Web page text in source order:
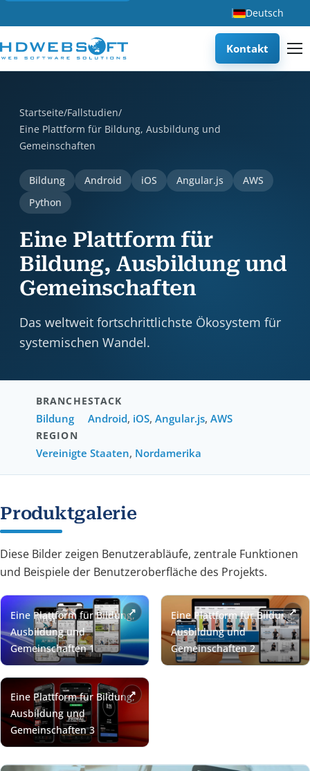
Deutsch
Kontakt
Startseite/Fallstudien/
Eine Plattform für Bildung, Ausbildung und
Gemeinschaften
Bildung Android iOS Angular.js
AWS
Python
Eine Plattform für
Bildung, Ausbildung und
Gemeinschaften
Das weltweit fortschrittlichste Ökosystem für
systemischen Wandel.
BRANCHE
Bildung
STACK
Android, iOS, Angular.js, AWS
REGION
Vereinigte Staaten, Nordamerika
Produktgalerie
Diese Bilder zeigen Benutzerabläufe, zentrale Funktionen
und Beispiele der Benutzeroberfläche des Projekts.